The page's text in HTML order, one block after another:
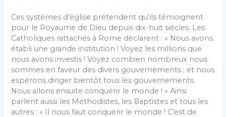
Ces systèmes d’église prétendent qu’ils témoignent
pour le Royaume de Dieu depuis dix-huit siècles. Les
Catholiques rattachés à Rome déclarent : « Nous avons
établi une grande institution ! Voyez les millions que
nous avons investis ! Voyez combien nombreux nous
sommes en faveur des divers gouvernements ; et nous
espérons diriger bientôt tous les gouvernements.
Nous allons ensuite conquérir le monde ! » Ainsi
parlent aussi les Méthodistes, les Baptistes et tous les
autres : « Il nous faut conquérir le monde ! C’est de